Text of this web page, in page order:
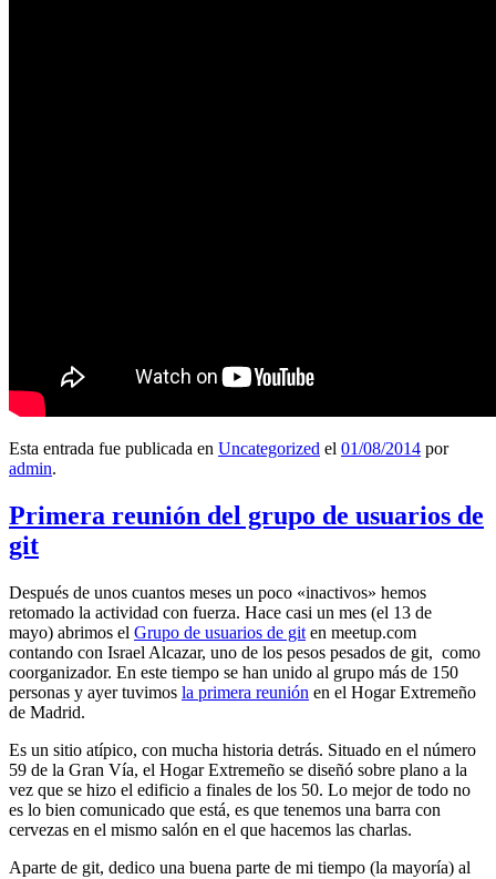
Esta entrada fue publicada en Uncategorized el 01/08/2014 por
admin.
Primera reunión del grupo de usuarios de
git
Después de unos cuantos meses un poco «inactivos» hemos
retomado la actividad con fuerza. Hace casi un mes (el 13 de
mayo) abrimos el Grupo de usuarios de git en meetup.com
contando con Israel Alcazar, uno de los pesos pesados de git, como
coorganizador. En este tiempo se han unido al grupo más de 150
personas y ayer tuvimos la primera reunión en el Hogar Extremeño
de Madrid.
Es un sitio atípico, con mucha historia detrás. Situado en el número
59 de la Gran Vía, el Hogar Extremeño se diseñó sobre plano a la
vez que se hizo el edificio a finales de los 50. Lo mejor de todo no
es lo bien comunicado que está, es que tenemos una barra con
cervezas en el mismo salón en el que hacemos las charlas.
Aparte de git, dedico una buena parte de mi tiempo (la mayoría) al